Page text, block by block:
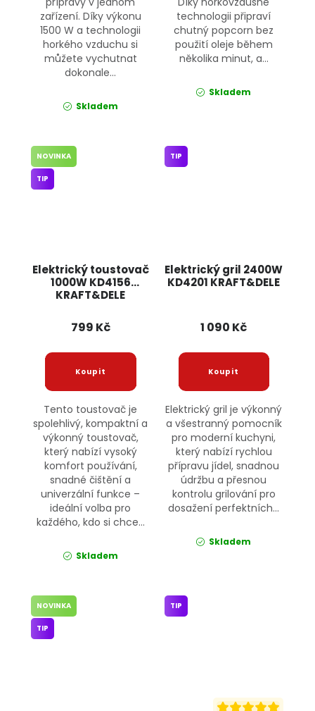
zařízení. Díky výkonu
1500 W a technologii
horkého vzduchu si
můžete vychutnat
dokonale...
Skladem
technologii připraví
chutný popcorn bez
použití oleje během
několika minut, a...
Skladem
Elektrický toustovač
1000W KD4156
KRAFT&DELE
NOVINKA
TIP
799 Kč
Tento toustovač je
spolehlivý, kompaktní a
výkonný toustovač,
který nabízí vysoký
komfort používání,
snadné čištění a
univerzální funkce –
ideální volba pro
každého, kdo si chce...
Skladem
Elektrický gril 2400W
KD4201 KRAFT&DELE
TIP
1 090 Kč
Elektrický gril je výkonný
a všestranný pomocník
pro moderní kuchyni,
který nabízí rychlou
přípravu jídel, snadnou
údržbu a přesnou
kontrolu grilování pro
dosažení perfektních...
Skladem
NOVINKA
TIP
TIP